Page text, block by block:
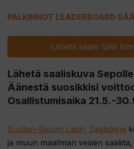
PALKINNOT LEADERBOARD
Lähetä saalis tällä
Lähetä saaliskuva
Äänestä suosikkisi
Osallistumisaika 21.5.-
Suutari-Sepon Lapin Saaliskirja
ja muun maailman vesien